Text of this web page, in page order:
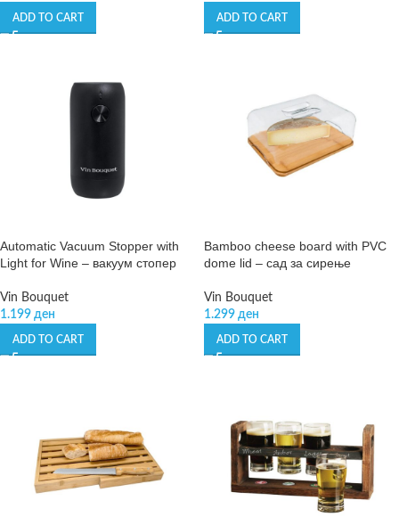
ADD TO CART ADD TO CART
Automatic Vacuum Stopper with
Light for Wine – вакуум стопер
Vin Bouquet
1.199 ден
ADD TO CART
Bamboo cheese board with PVC
dome lid – сад за сирење
Vin Bouquet
1.299 ден
ADD TO CART